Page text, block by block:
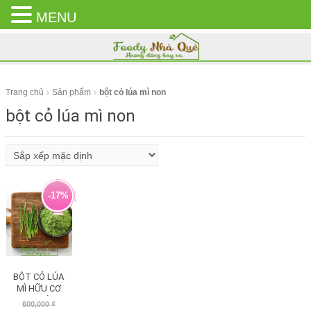
CLOSE
MENU
Trang chủ Sản phẩm bột cỏ lúa mì non
bột cỏ lúa mì non
-17%
BỘT CỎ LÚA
MÌ HỮU CƠ
NGUYÊN
600,000₫Giá
Giá
MENU